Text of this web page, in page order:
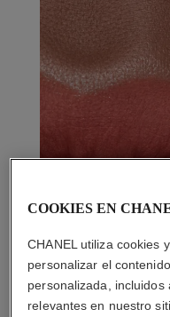
COOKIES EN
CHANEL utiliza cookies
personalizar el
personalizada,
relevantes en nuestro